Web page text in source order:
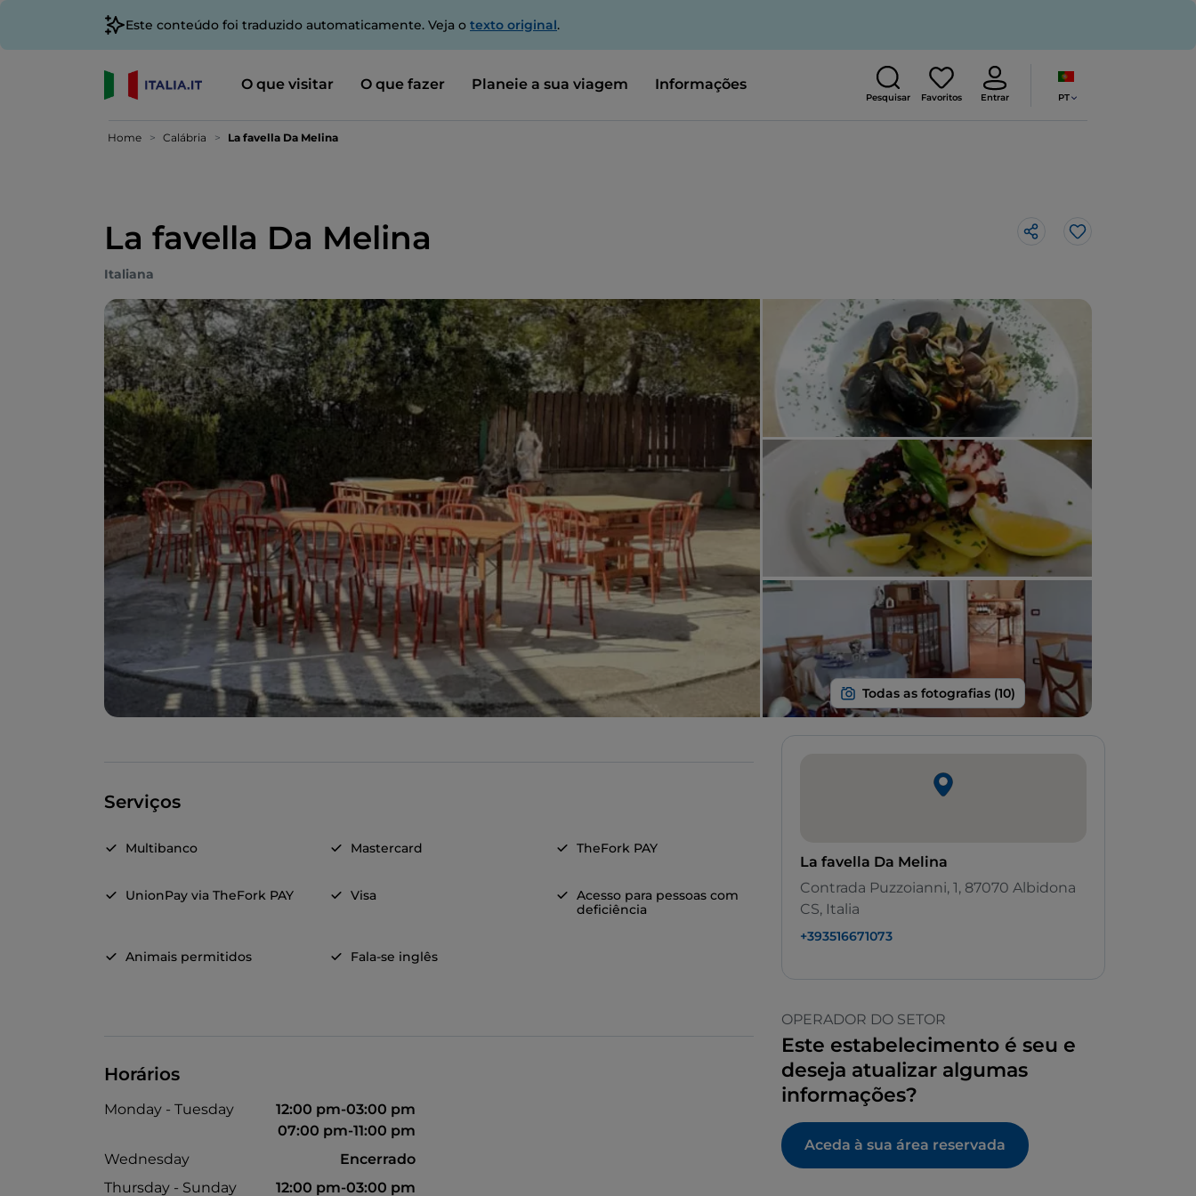
Este conteúdo foi traduzido automaticamente. Veja o texto original.
O que visitar O que fazer Planeie a sua viagem Informações
Pesquisar Favoritos Entrar PT
Home Calábria La favella Da Melina
La favella Da Melina Gosto
Italiana
Serviços
Multibanco Mastercard TheFork PAY
UnionPay via TheFork PAY Visa
Acesso para pessoas com
deficiência
Animais permitidos Fala-se inglês
Horários
Monday - Tuesday
12:00 pm-03:00 pm
07:00 pm-11:00 pm
Wednesday
Encerrado
Thursday - Sunday
12:00 pm-03:00 pm
La favella Da Melina
Contrada Puzzoianni, 1, 87070 Albidona
CS, Italia
+393516671073
OPERADOR DO SETOR
Este estabelecimento é seu e
deseja atualizar algumas
informações?
Aceda à sua área reservada